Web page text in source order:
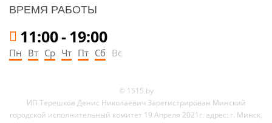
ВРЕМЯ РАБОТЫ
11:00-19:00
Пн Вт Ср Чт Пт Сб Вс
© 1515.by
ИП Терешков Денис Николаевич Зарегистрирован Минский
городской исполнительный комитет 19 Апреля 2021г. адрес: г. Минск,